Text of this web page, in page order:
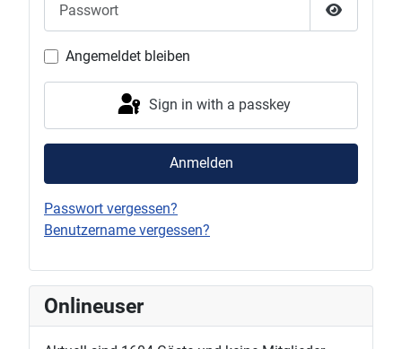
Show
Angemeldet bleiben
Sign in with a passkey
Anmelden
Passwort vergessen?
Benutzername vergessen?
Onlineuser